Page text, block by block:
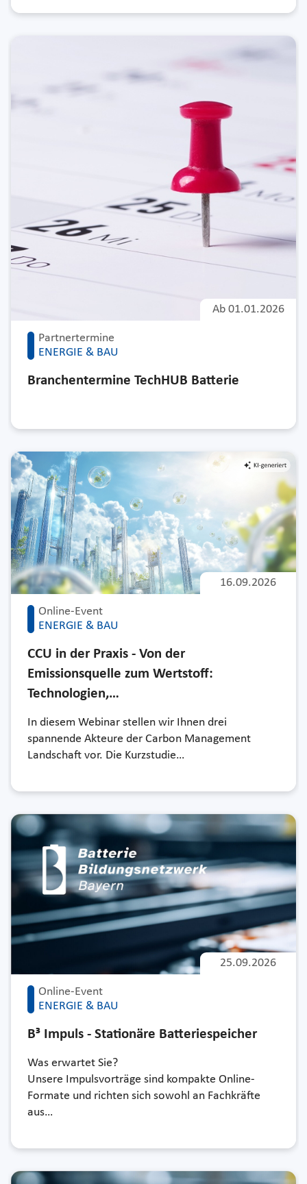
Partnertermine
ENERGIE & BAU
Ab 01.01.2026
Branchentermine TechHUB Batterie
Online-Event
ENERGIE & BAU
16.09.2026
CCU in der Praxis - Von der
Emissionsquelle zum Wertstoff:
Technologien,…
In diesem Webinar stellen wir Ihnen drei
spannende Akteure der Carbon Management
Landschaft vor. Die Kurzstudie…
Online-Event
ENERGIE & BAU
25.09.2026
B³ Impuls - Stationäre Batteriespeicher
Was erwartet Sie?
Unsere Impulsvorträge sind kompakte Online-
Formate und richten sich sowohl an Fachkräfte
aus…